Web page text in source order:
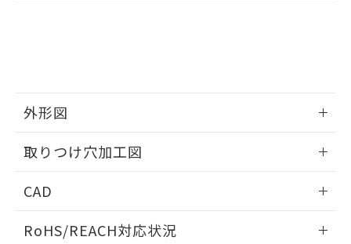
外形図
取りつけ穴加工図
CAD
ドすることができます。
RoHS/REACH対応状況
ものではありません。
り、2022年1月12日より割愛しておりま
す。